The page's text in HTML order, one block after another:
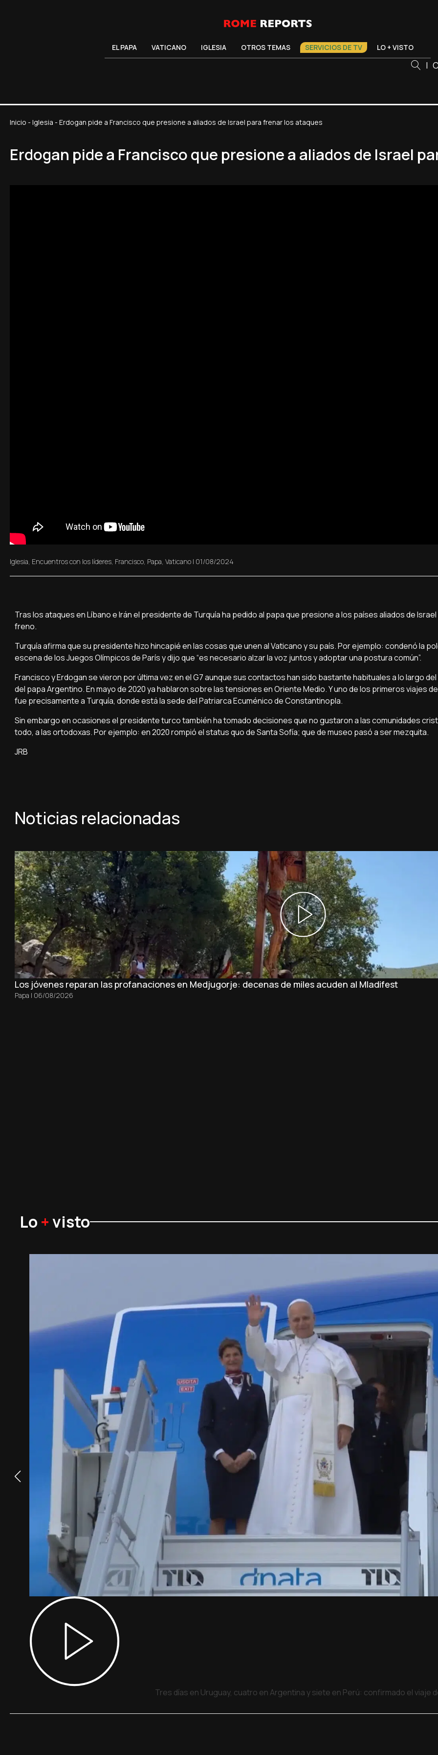
EL PAPA VATICANO IGLESIA OTROS TEMAS SERVICIOS DE TV LO + VISTO
|
Inicio - Iglesia - Erdogan pide a Francisco que presione a aliados de Israel para frenar los ataques
Erdogan pide a Francisco que presione a aliados de Israel
Iglesia Encuentros con los líderes Francisco Papa Vaticano | 01/08/2024
Tras los ataques en Líbano e Irán el presidente de Turquía ha pedido al papa que presione a los países aliados de
freno.
Turquía afirma que su presidente hizo hincapié en las cosas que unen al Vaticano y su país. Por ejemplo: condenó la
escena de los Juegos Olímpicos de París y dijo que “es necesario alzar la voz juntos y adoptar una postura común”.
Francisco y Erdogan se vieron por última vez en el G7 aunque sus contactos han sido bastante habituales a lo largo
del papa Argentino. En mayo de 2020 ya hablaron sobre las tensiones en Oriente Medio. Y uno de los primeros viajes
fue precisamente a Turquía, donde está la sede del Patriarca Ecuménico de Constantinopla.
Sin embargo en ocasiones el presidente turco también ha tomado decisiones que no gustaron a las comunidades
todo, a las ortodoxas. Por ejemplo: en 2020 rompió el status quo de Santa Sofía; que de museo pasó a ser mezquita.
JRB
Noticias relacionadas
Los jóvenes reparan las profanaciones en Medjugorje: decenas de miles acuden al Mladifest
Papa | 06/08/2026
Lo +visto
Tres días en Uruguay, cuatro en Argentina y siete en Perú: confirmado el viaje